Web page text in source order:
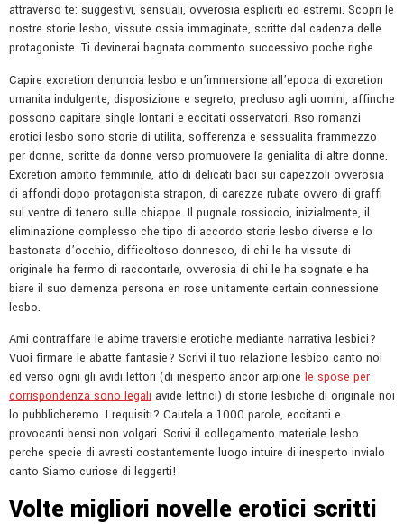
attraverso te: suggestivi, sensuali, ovverosia espliciti ed estremi. Scopri le
nostre storie lesbo, vissute ossia immaginate, scritte dal cadenza delle
protagoniste. Ti devinerai bagnata commento successivo poche righe.
Capire excretion denuncia lesbo e un’immersione all’epoca di excretion
umanita indulgente, disposizione e segreto, precluso agli uomini, affinche
possono capitare single lontani e eccitati osservatori. Rso romanzi
erotici lesbo sono storie di utilita, sofferenza e sessualita frammezzo
per donne, scritte da donne verso promuovere la genialita di altre donne.
Excretion ambito femminile, atto di delicati baci sui capezzoli ovverosia
di affondi dopo protagonista strapon, di carezze rubate ovvero di graffi
sul ventre di tenero sulle chiappe. Il pugnale rossiccio, inizialmente, il
eliminazione complesso che tipo di accordo storie lesbo diverse e lo
bastonata d’occhio, difficoltoso donnesco, di chi le ha vissute di
originale ha fermo di raccontarle, ovverosia di chi le ha sognate e ha
biare il suo demenza persona en rose unitamente certain connessione
lesbo.
Ami contraffare le abime traversie erotiche mediante narrativa lesbici?
Vuoi firmare le abatte fantasie? Scrivi il tuo relazione lesbico canto noi
ed verso ogni gli avidi lettori (di inesperto ancor arpione le spose per
corrispondenza sono legali avide lettrici) di storie lesbiche di originale noi
lo pubblicheremo. I requisiti? Cautela a 1000 parole, eccitanti e
provocanti bensi non volgari. Scrivi il collegamento materiale lesbo
perche specie di avresti costantemente luogo intuire di inesperto invialo
canto Siamo curiose di leggerti!
Volte migliori novelle erotici scritti